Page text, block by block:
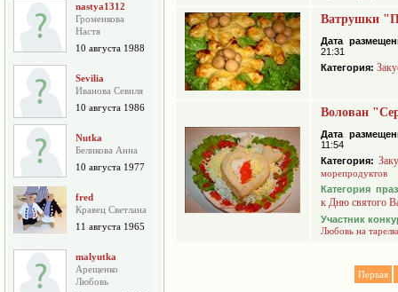
nastya1312
Громенкова
Настя
10 августа 1988
Sevilia
Иванова Севиля
10 августа 1986
Nutka
Беликова Анна
10 августа 1977
fred
Кравец Светлана
11 августа 1965
malyutka
Арещенко
Любовь
Ватрушки
Дата
21:31
Категория:
Волован
Дата
11:54
Категория:
морепродуктов
Категория
к Дню святого
Участник
Любовь на
Первая